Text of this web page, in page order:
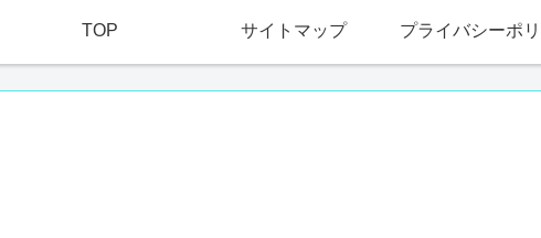
TOP サイトマップ プライバシーポ